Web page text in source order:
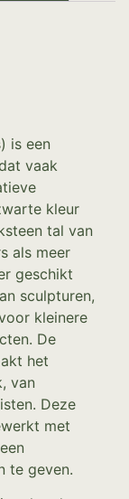
is een
vaak
kleur
tal van
als meer
geschikt
sculpturen,
kleinere
De
het
van
Deze
met
te geven.